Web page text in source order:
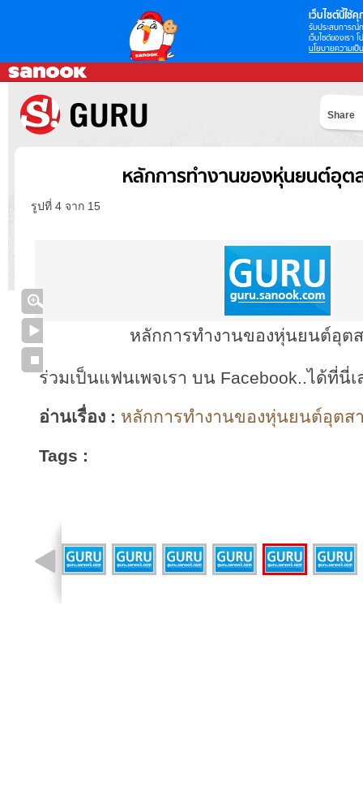
เว็บไซต์นี้ใช้คุ
รับประสบการณ์
เว็บไซต์ของเรา
นโยบายความเป็
Share
หลักการทำงานของหุ่นยนต์อุต
รูปที่ 4 จาก 15
หลักการทำงานของหุ่นยนต์อุต
ร่วมเป็นแฟนเพจเรา บน Facebook..ได้ที่นี่เ
อ่านเรื่อง : หลักการทำงานของหุ่นยนต์อุตส
Tags :